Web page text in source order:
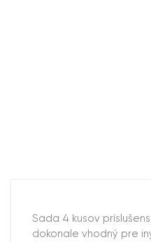
Sada 4 kusov
dokonale vhodný pre